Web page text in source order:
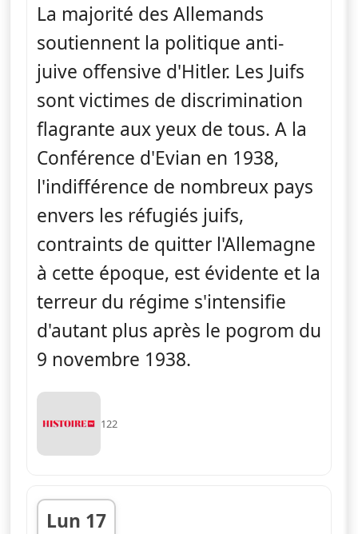
La majorité des Allemands
soutiennent la politique anti-
juive offensive d'Hitler. Les Juifs
sont victimes de discrimination
flagrante aux yeux de tous. A la
Conférence d'Evian en 1938,
l'indifférence de nombreux pays
envers les réfugiés juifs,
contraints de quitter l'Allemagne
à cette époque, est évidente et la
terreur du régime s'intensifie
d'autant plus après le pogrom du
9 novembre 1938.
122
Lun 17